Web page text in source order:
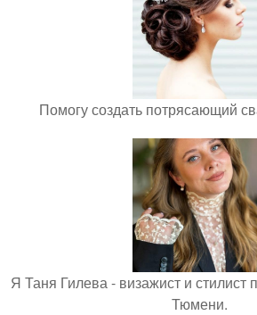
Помогу создать потрясающий
Я Таня Гилева - визажист и стилист
Тюмени.